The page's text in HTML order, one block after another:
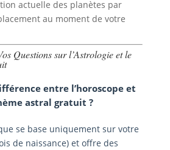
actuelle des planètes par
au moment de votre
Questions sur l’Astrologie et le
entre l’horoscope et
astral gratuit ?
se base uniquement sur votre
de naissance) et offre des